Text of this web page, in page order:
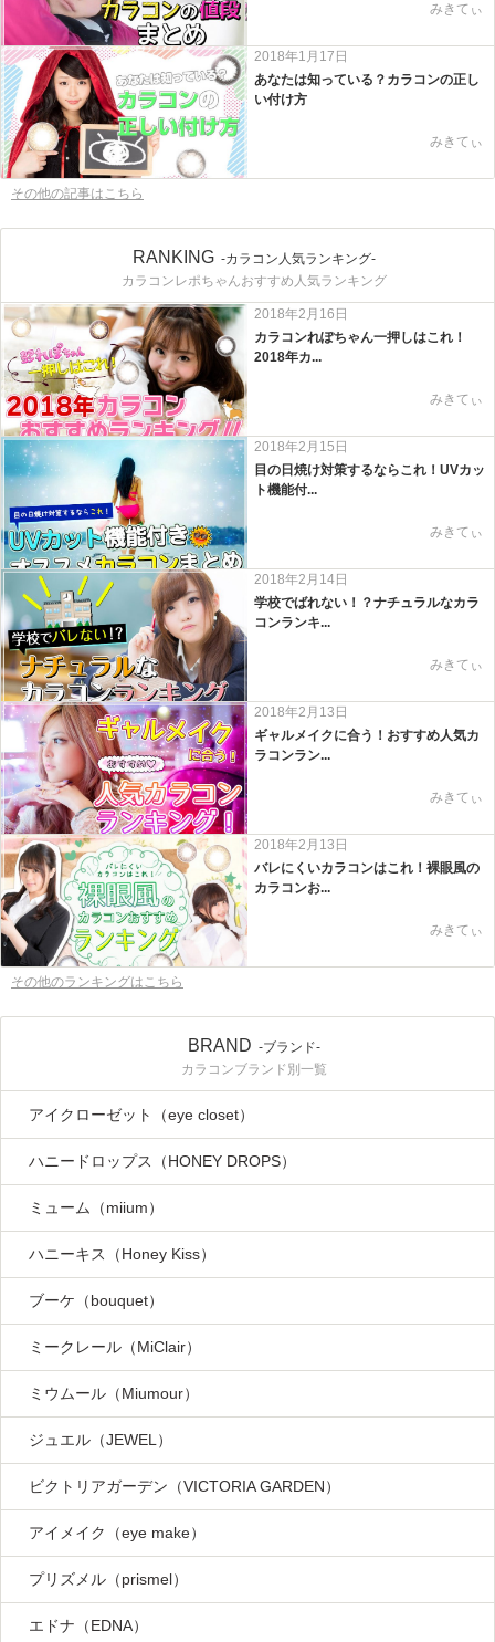
みきてぃ
2018年1月17日
あなたは知っている？カラコンの正し
い付け方
みきてぃ
その他の記事はこちら
RANKING -カラコン人気ランキング-
カラコンレポちゃんおすすめ人気ランキング
2018年2月16日
カラコンれぽちゃん一押しはこれ！
2018年カ...
みきてぃ
2018年2月15日
目の日焼け対策するならこれ！UVカッ
ト機能付...
みきてぃ
2018年2月14日
学校でばれない！？ナチュラルなカラ
コンランキ...
みきてぃ
2018年2月13日
ギャルメイクに合う！おすすめ人気カ
ラコンラン...
みきてぃ
2018年2月13日
バレにくいカラコンはこれ！裸眼風の
カラコンお...
みきてぃ
その他のランキングはこちら
BRAND -ブランド-
カラコンブランド別一覧
アイクローゼット（eye closet）
ハニードロップス（HONEY DROPS）
ミューム（miium）
ハニーキス（Honey Kiss）
ブーケ（bouquet）
ミークレール（MiClair）
ミウムール（Miumour）
ジュエル（JEWEL）
ビクトリアガーデン（VICTORIA GARDEN）
アイメイク（eye make）
プリズメル（prismel）
エドナ（EDNA）